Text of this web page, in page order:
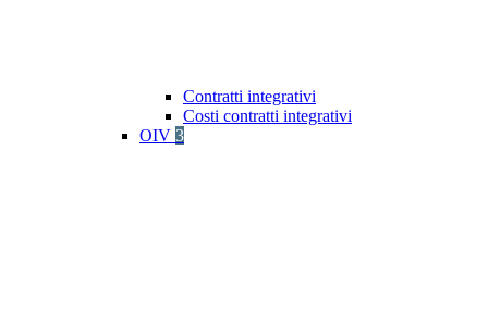
Contratti integrativi
Costi contratti integrativi
OIV 3